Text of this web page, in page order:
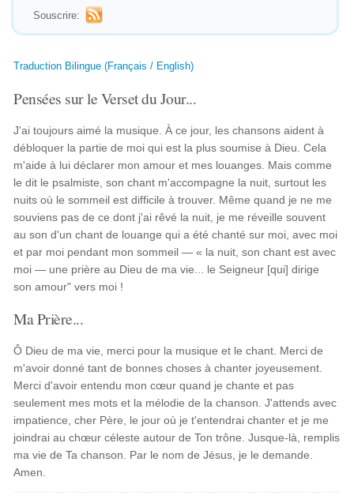
Souscrire:
Traduction Bilingue (Français / English)
Pensées sur le Verset du Jour...
J'ai toujours aimé la musique. À ce jour, les chansons aident à
débloquer la partie de moi qui est la plus soumise à Dieu. Cela
m'aide à lui déclarer mon amour et mes louanges. Mais comme
le dit le psalmiste, son chant m'accompagne la nuit, surtout les
nuits où le sommeil est difficile à trouver. Même quand je ne me
souviens pas de ce dont j'ai rêvé la nuit, je me réveille souvent
au son d'un chant de louange qui a été chanté sur moi, avec moi
et par moi pendant mon sommeil — « la nuit, son chant est avec
moi — une prière au Dieu de ma vie... le Seigneur [qui] dirige
son amour" vers moi !
Ma Prière...
Ô Dieu de ma vie, merci pour la musique et le chant. Merci de
m'avoir donné tant de bonnes choses à chanter joyeusement.
Merci d'avoir entendu mon cœur quand je chante et pas
seulement mes mots et la mélodie de la chanson. J'attends avec
impatience, cher Père, le jour où je t'entendrai chanter et je me
joindrai au chœur céleste autour de Ton trône. Jusque-là, remplis
ma vie de Ta chanson. Par le nom de Jésus, je le demande.
Amen.